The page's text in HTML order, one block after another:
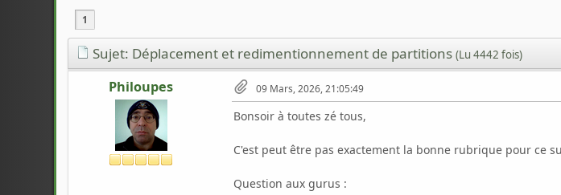
1
Sujet: Déplacement et redimentionnement de partitions(Lu 4442 fois)
Philoupes 09 Mars, 2026, 21:05:49
Bonsoir à toutes zé tous,
C'est peut être pas exactement la bonne rubrique pour ce
Question aux gurus :